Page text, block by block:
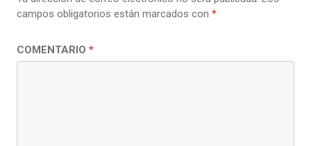
campos obligatorios están marcados con *
COMENTARIO *